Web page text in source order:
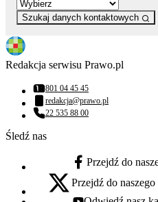
Szukaj danych kontaktowych
Redakcja serwisu Prawo.pl
Numer telefonu:
801 04 45 45
Adres email:
redakcja@prawo.pl
Numer telefonu:
22 535 88 00
Śledź nas
facebook - otwiera się w
Przejdź do
x - otwiera się w nowej karcie
Przejdź do